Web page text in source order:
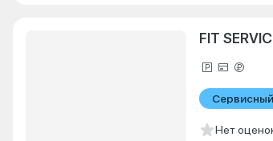
FIT
Нет